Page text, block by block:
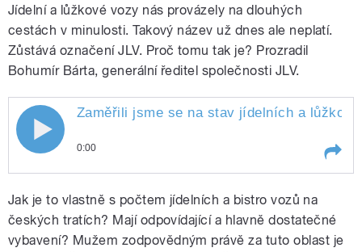
Jídelní a lůžkové vozy nás provázely na dlouhých
cestách v minulosti. Takový název už dnes ale neplatí.
Zůstává označení JLV. Proč tomu tak je? Prozradil
Bohumír Bárta, generální ředitel společnosti JLV.
Zaměřili jsme se na stav jídelních a
0:00
a lůžkových vozů v České
Jak je to vlastně s počtem jídelních a bistro vozů na
českých tratích? Mají odpovídající a hlavně dostatečné
vybavení? Mužem zodpovědným právě za tuto oblast je